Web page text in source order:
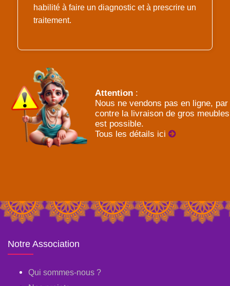
habilité à faire un diagnostic et à prescrire un
traitement.
Attention :
Nous ne vendons pas en ligne, par
contre la livraison de gros meubles
est possible.
Tous les détails ici
Notre Association
Qui sommes-nous ?